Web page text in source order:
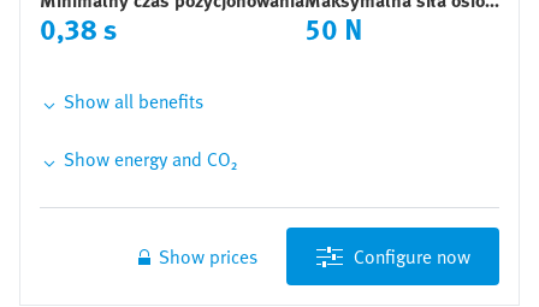
0,38 s 50 N
Show all benefits
portfolio produktów obejmującego napędy
Kompletne rozwiązanie składające się z mechaniki
napędu, silnika i sterownika silnika
Show energy and CO₂
CO₂ emission per year
Show prices Configure now